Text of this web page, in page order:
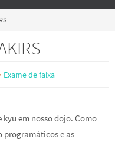
Exame de faixa
kyu em nosso dojo. Como
programáticos e as